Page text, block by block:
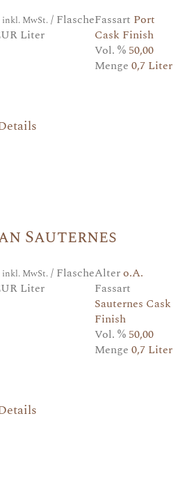
inkl. MwSt. / Flasche
Liter
Fassart Port
Cask Finish
Vol. % 50,00
Menge0,7 Liter
Sauternes
inkl. MwSt. / Flasche
Liter
Altero.A.
Fassart
Sauternes Cask
Finish
Vol. % 50,00
Menge0,7 Liter